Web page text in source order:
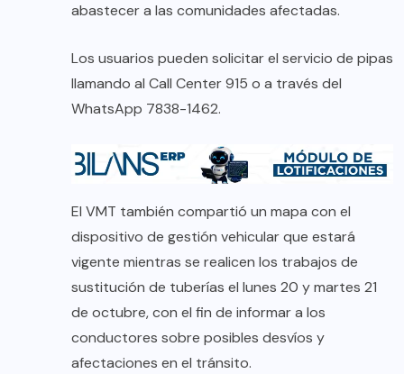
abastecer a las comunidades afectadas.
Los usuarios pueden solicitar el servicio de pipas
llamando al Call Center 915 o a través del
WhatsApp 7838-1462.
El VMT también compartió un mapa con el
dispositivo de gestión vehicular que estará
vigente mientras se realicen los trabajos de
sustitución de tuberías el lunes 20 y martes 21
de octubre, con el fin de informar a los
conductores sobre posibles desvíos y
afectaciones en el tránsito.